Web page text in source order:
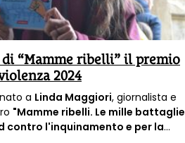
“Mamme ribelli” il premio
2024
a Linda Maggiori, giornalista e
"Mamme ribelli. Le mille battaglie
contro l'inquinamento e per la